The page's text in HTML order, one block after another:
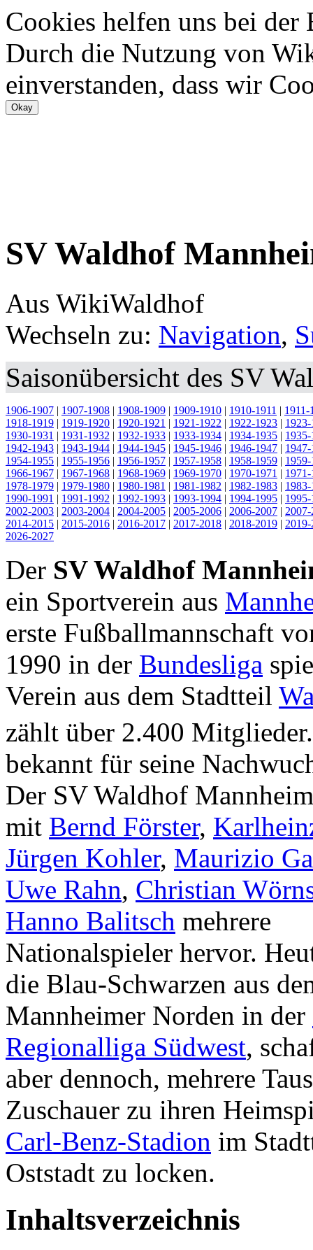
Cookies helfen uns bei
Durch die Nutzung von
einverstanden, dass wir
SV Waldhof
Aus WikiWaldhof
Wechseln zu: Navigation,
Saisonübersicht des SV
1906-1907 | 1907-1908 | 1908-1909 | 1909-1910 | 1910-1911 | 1911-
1918-1919 | 1919-1920 | 1920-1921 | 1921-1922 | 1922-1923 |
1930-1931 | 1931-1932 | 1932-1933 | 1933-1934 | 1934-1935 |
1942-1943 | 1943-1944 | 1944-1945 | 1945-1946 | 1946-1947 |
1954-1955 | 1955-1956 | 1956-1957 | 1957-1958 | 1958-1959 |
1966-1967 | 1967-1968 | 1968-1969 | 1969-1970 | 1970-1971 |
1978-1979 | 1979-1980 | 1980-1981 | 1981-1982 | 1982-1983 |
1990-1991 | 1991-1992 | 1992-1993 | 1993-1994 | 1994-1995 |
2002-2003 | 2003-2004 | 2004-2005 | 2005-2006 | 2006-2007 |
2014-2015 | 2015-2016 | 2016-2017 | 2017-2018 | 2018-2019 |
2026-2027
Der SV Waldhof
ein Sportverein aus
erste Fußballmannschaft
1990 in der Bundesliga
Verein aus dem Stadtteil
zählt über 2.400 Mitglieder.
bekannt für seine
Der SV Waldhof
mit Bernd Förster,
Jürgen Kohler, Maurizio
Uwe Rahn, Christian
Hanno Balitsch mehrere
Nationalspieler hervor.
die Blau-Schwarzen aus
Mannheimer Norden in der
Regionalliga Südwest,
aber dennoch, mehrere
Zuschauer zu ihren
Carl-Benz-Stadion im
Oststadt zu locken.
Inhaltsverzeichnis